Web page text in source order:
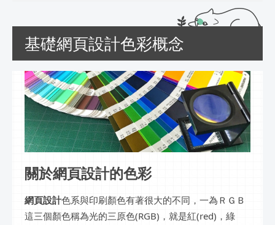
基礎網頁設計色彩概念
關於網頁設計的色彩
網頁設計色系與印刷顏色有著很大的不同，一為ＲＧＢ
這三個顏色稱為光的三原色(RGB)，就是紅(red)，綠